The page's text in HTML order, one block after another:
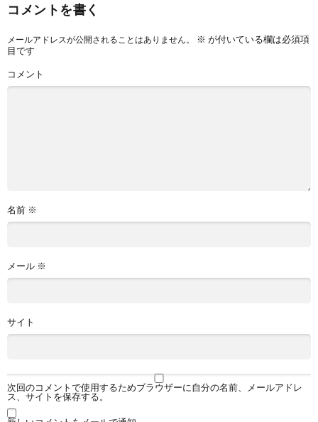
コメントを書く
メールアドレスが公開されることはありません。 ※ が付いている欄は必須項
目です
コメント
名前 ※
メール ※
サイト
次回のコメントで使用するためブラウザーに自分の名前、メールアドレ
ス、サイトを保存する。